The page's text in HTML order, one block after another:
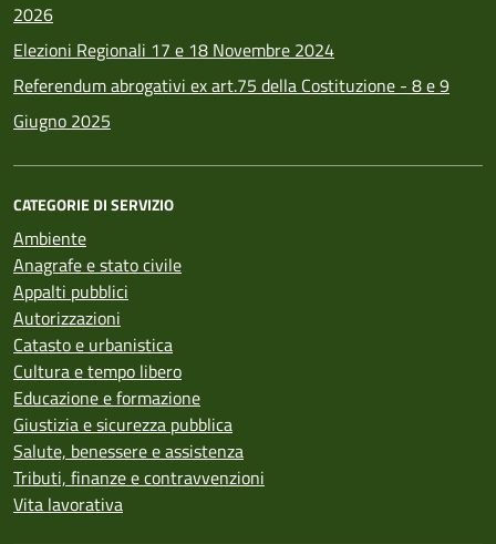
2026
Elezioni Regionali 17 e 18 Novembre 2024
Referendum abrogativi ex art.75 della Costituzione - 8 e 9
Giugno 2025
CATEGORIE DI SERVIZIO
Ambiente
Anagrafe e stato civile
Appalti pubblici
Autorizzazioni
Catasto e urbanistica
Cultura e tempo libero
Educazione e formazione
Giustizia e sicurezza pubblica
Salute, benessere e assistenza
Tributi, finanze e contravvenzioni
Vita lavorativa